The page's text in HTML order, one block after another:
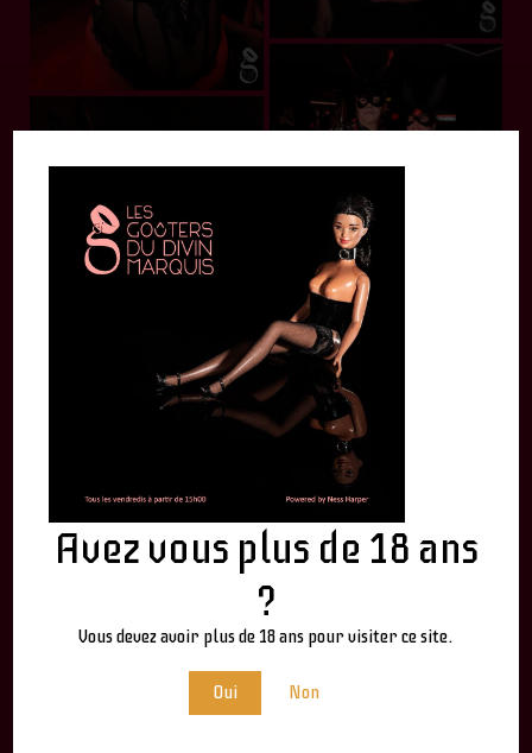
Avez vous plus de 18 ans
?
Vous devez avoir plus de 18 ans pour visiter ce site.
Oui Non
Ness Harper
LEAVE A REPLY
Votre adresse e-mail ne sera pas publiée.
obligatoires sont indiqués avec*